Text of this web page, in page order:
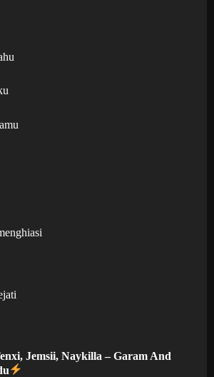
Jemsii, Naykilla – Garam And